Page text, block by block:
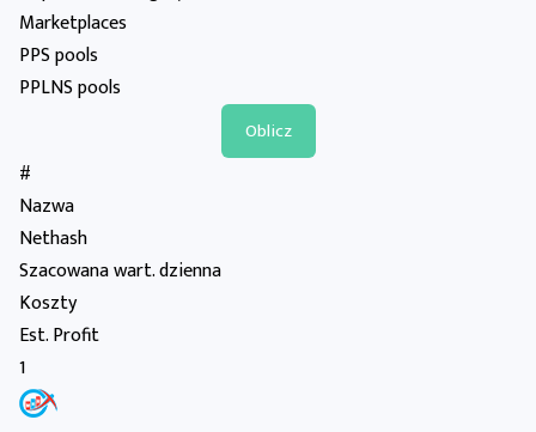
Marketplaces
PPS pools
PPLNS pools
#
Nazwa
Nethash
Szacowana wart. dzienna
Koszty
Est. Profit
1